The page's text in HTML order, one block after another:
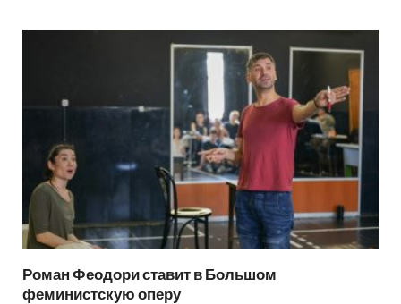
Роман Феодори ставит в Большом
феминистскую оперу